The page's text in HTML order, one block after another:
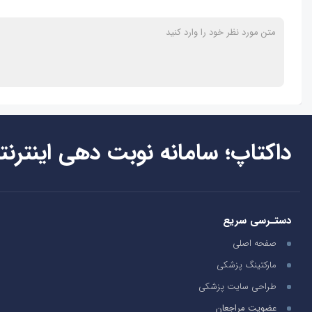
داکتاپ؛ سامانه نوبت دهی
دستـرسی سریع
صفحه اصلی
مارکتینگ پزشکی
طراحی سایت پزشکی
عضویت مراجعان